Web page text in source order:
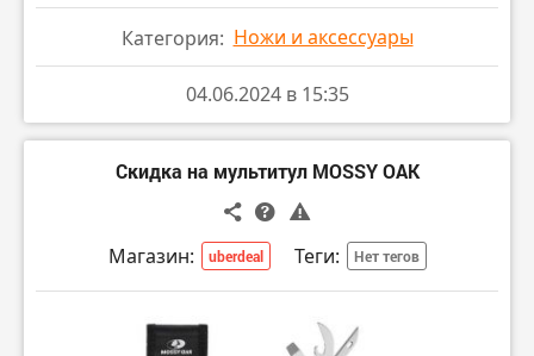
Категория: Ножи и аксессуары
04.06.2024 в 15:35
Скидка на мультитул MOSSY OAK
Магазин: uberdeal Теги: Нет тегов